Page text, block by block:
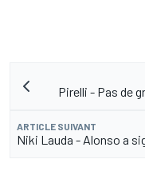
Pirelli - Pas de
ARTICLE SUIVANT
Niki Lauda - Alonso a